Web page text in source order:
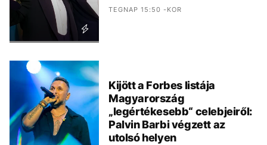
TEGNAP 15:50 -KOR
Kijött a Forbes listája
Magyarország
„legértékesebb“ celebjeiről:
Palvin Barbi végzett az
utolsó helyen